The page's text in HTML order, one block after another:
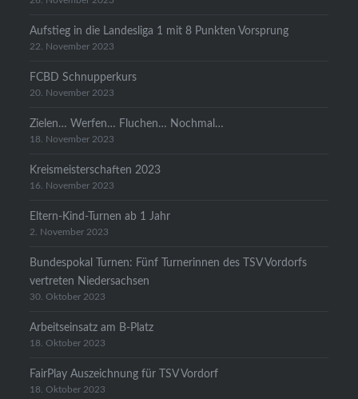
Aufstieg in die Landesliga 1 mit 8 Punkten Vorsprung
22. November 2023
FCBD Schnupperkurs
20. November 2023
Zielen… Werfen… Fluchen… Nochmal…
18. November 2023
Kreismeisterschaften 2023
16. November 2023
Eltern-Kind-Turnen ab 1 Jahr
2. November 2023
Bundespokal Turnen: Fünf Turnerinnen des TSV Vordorfs
vertreten Niedersachsen
30. Oktober 2023
Arbeitseinsatz am B-Platz
18. Oktober 2023
FairPlay Auszeichnung für TSV Vordorf
18. Oktober 2023